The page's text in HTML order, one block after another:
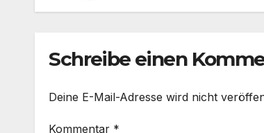
Schreibe einen
Deine E-Mail-Adresse wird nicht
Kommentar *